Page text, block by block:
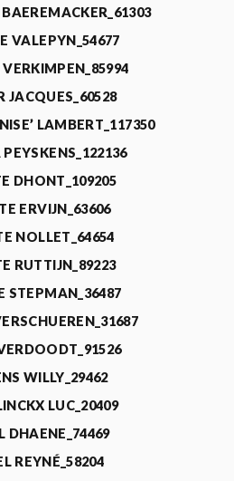
VALEPYN_54677
JACQUES_60528
LAMBERT_117350
DHONT_109205
ERVIJN_63606
NOLLET_64654
RUTTIJN_89223
STEPMAN_36487
WILLY_29462
LUC_20409
DHAENE_74469
REYNÉ_58204